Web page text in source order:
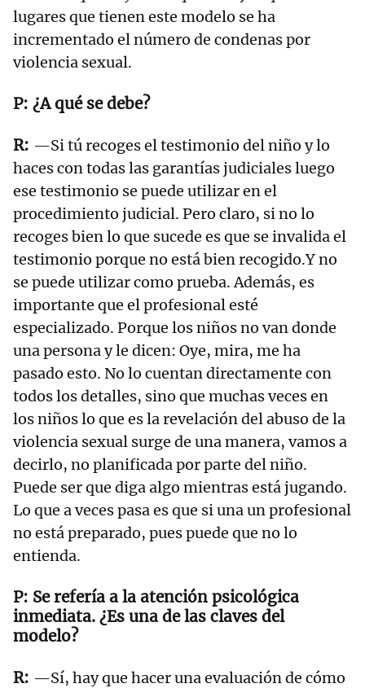
lugares que tienen este modelo se ha
incrementado el número de condenas por
violencia sexual.
¿A qué se debe?
—Si tú recoges el testimonio del niño y lo
haces con todas las garantías judiciales luego
ese testimonio se puede utilizar en el
procedimiento judicial. Pero claro, si no lo
recoges bien lo que sucede es que se invalida el
testimonio porque no está bien recogido.Y no
se puede utilizar como prueba. Además, es
importante que el profesional esté
especializado. Porque los niños no van donde
una persona y le dicen: Oye, mira, me ha
pasado esto. No lo cuentan directamente con
todos los detalles, sino que muchas veces en
los niños lo que es la revelación del abuso de la
violencia sexual surge de una manera, vamos a
decirlo, no planificada por parte del niño.
Puede ser que diga algo mientras está jugando.
Lo que a veces pasa es que si una un profesional
no está preparado, pues puede que no lo
entienda.
Se refería a la atención psicológica
inmediata. ¿Es una de las claves del
modelo?
—Sí, hay que hacer una evaluación de cómo